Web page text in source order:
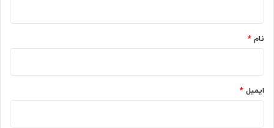
نام *
ایمیل *